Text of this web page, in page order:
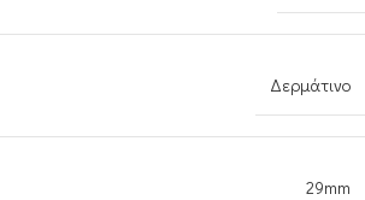
Δερμάτινο
29mm